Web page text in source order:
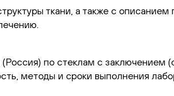
ткани, а также с описанием
по стеклам с заключением
методы и сроки выполнения